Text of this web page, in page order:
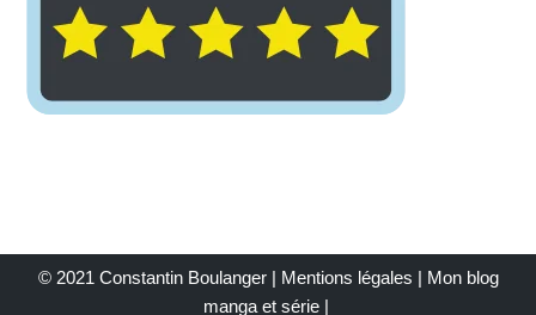
© 2021 Constantin Boulanger | Mentions légales | Mon blog
manga et série|